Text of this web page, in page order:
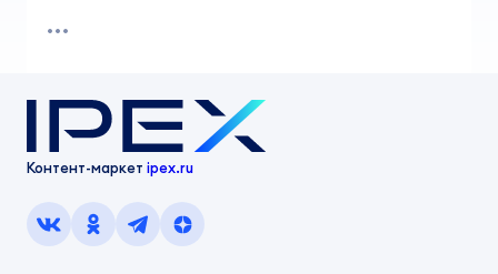
Контент-маркет ipex.ru